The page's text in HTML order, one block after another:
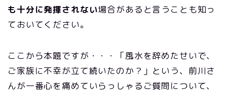
も十分に発揮されない場合があると言うことも知っ
ておいてください。
ここから本題ですが・・・「風水を辞めたせいで、
ご家族に不幸が立て続いたのか？」という、前川さ
んが一番心を痛めていらっしゃるご質問について、